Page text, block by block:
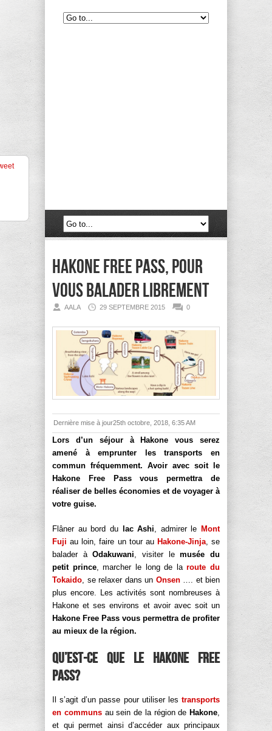
Hakone Free Pass, pour
vous balader librement
AALA 29 SEPTEMBRE 2015 0
Dernière mise à jour25th octobre, 2018, 6:35 AM
Lors d’un séjour à Hakone vous serez
amené à emprunter les transports en
commun fréquemment. Avoir avec soit le
Hakone Free Pass vous permettra de
réaliser de belles économies et de voyager à
votre guise.
Flâner au bord du lac Ashi, admirer le Mont
Fuji au loin, faire un tour au Hakone-Jinja, se
balader àOdakuwani, visiter lemusée du
petit prince, marcher le long de laroute du
Tokaido, se relaxer dans un Onsen…. et bien
plus encore. Les activités sont nombreuses à
Hakone et ses environs et avoir avec soit un
Hakone Free Pass vous permettra de profiter
au mieux de la région.
Qu’est-ce que le Hakone Free
Pass?
Il s’agit d’un passe pour utiliser les transports
en communsau sein de la région de Hakone,
et qui permet ainsi d’accéder aux principaux